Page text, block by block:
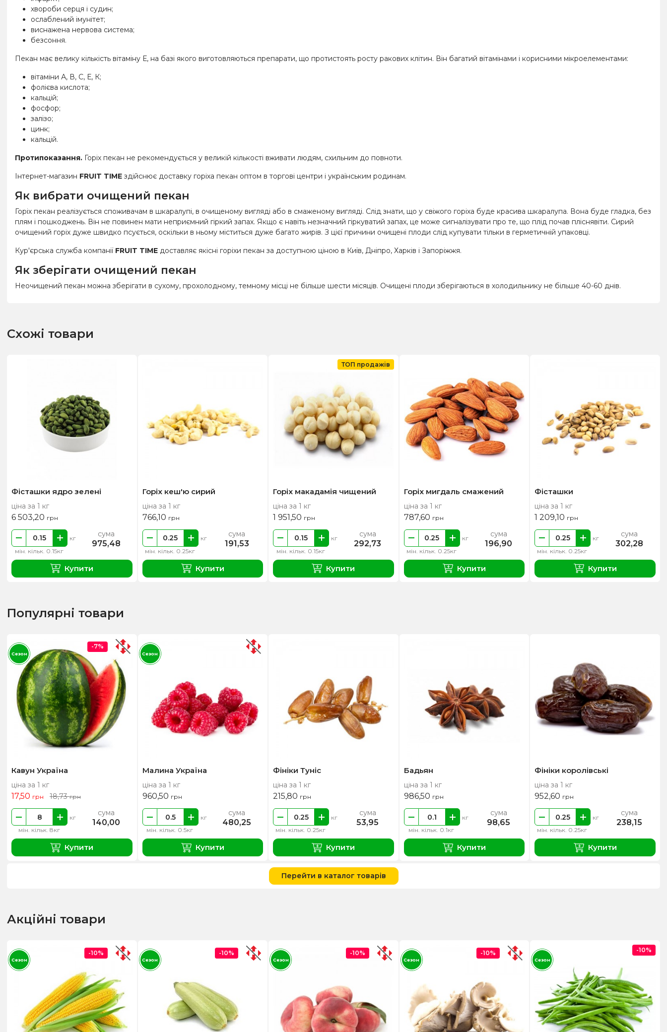
хвороби серця і судин;
ослаблений імунітет;
виснажена нервова система;
безсоння.
Пекан має велику кількість вітаміну Е, на базі якого виготовляються препарати, що протистоять росту ракових клітин. Він багатий вітамінами і корисними мікроелементами:
вітаміни А, В, С, Е, К;
фолієва кислота;
кальцій;
фосфор;
залізо;
цинк;
кальцій.
Протипоказання. Горіх пекан не рекомендується у великій кількості вживати людям, схильним до повноти.
Інтернет-магазин FRUIT TIME здійснює доставку горіха пекан оптом в торгові центри і українським родинам.
Як вибрати очищений пекан
Горіх пекан реалізується споживачам в шкаралупі, в очищеному вигляді або в смаженому вигляді. Слід знати, що у свіжого горіха буде красива шкаралупа. Вона буде гладка, без
плям і пошкоджень. Він не повинен мати неприємний гіркий запах. Якщо є навіть незначний гіркуватий запах, це може сигналізувати про те, що плід почав пліснявіти. Сирий
очищений горіх дуже швидко псується, оскільки в ньому міститься дуже багато жирів. З цієї причини очищені плоди слід купувати тільки в герметичній упаковці.
Кур'єрська служба компанії FRUIT TIME доставляє якісні горіхи пекан за доступною ціною в Київ, Дніпро, Харків і Запоріжжя.
Як зберігати очищений пекан
Неочищений пекан можна зберігати в сухому, прохолодному, темному місці не більше шести місяців. Очищені плоди зберігаються в холодильнику не більше 40-60 днів.
Схожі товари
Фісташки ядро зелені
ціна за 1 кг
6 503,20 грн
мін. кільк. 0.15кг
кг сума
975,48
Купити
Горіх кеш'ю сирий
ціна за 1 кг
766,10 грн
мін. кільк. 0.25кг
кг сума
191,53
Купити
Горіх макадамія чищений
ціна за 1 кг
1 951,50 грн
мін. кільк. 0.15кг
кг сума
292,73
Купити
ТОП продажів
Горіх мигдаль смажений
ціна за 1 кг
787,60 грн
мін. кільк. 0.25кг
кг сума
196,90
Купити
Фісташки
ціна за 1 кг
1 209,10 грн
мін. кільк. 0.25кг
кг сума
302,28
Купити
Популярні товари
Кавун Україна
ціна за 1 кг
17,50 грн 18,73грн
мін. кільк. 8кг
кг сума
140,00
Купити
-7%
Сезон
Малина Україна
ціна за 1 кг
960,50 грн
мін. кільк. 0.5кг
кг сума
480,25
Купити
Сезон
Фініки Туніс
ціна за 1 кг
215,80 грн
мін. кільк. 0.25кг
кг сума
53,95
Купити
Бадьян
ціна за 1 кг
986,50 грн
мін. кільк. 0.1кг
кг сума
98,65
Купити
Фініки королівські
ціна за 1 кг
952,60 грн
мін. кільк. 0.25кг
кг сума
238,15
Купити
Перейти в каталог товарів
Акційні товари
-10%
Сезон
-10%
Сезон
-10%
Сезон
-10%
Сезон
-10%
Сезон